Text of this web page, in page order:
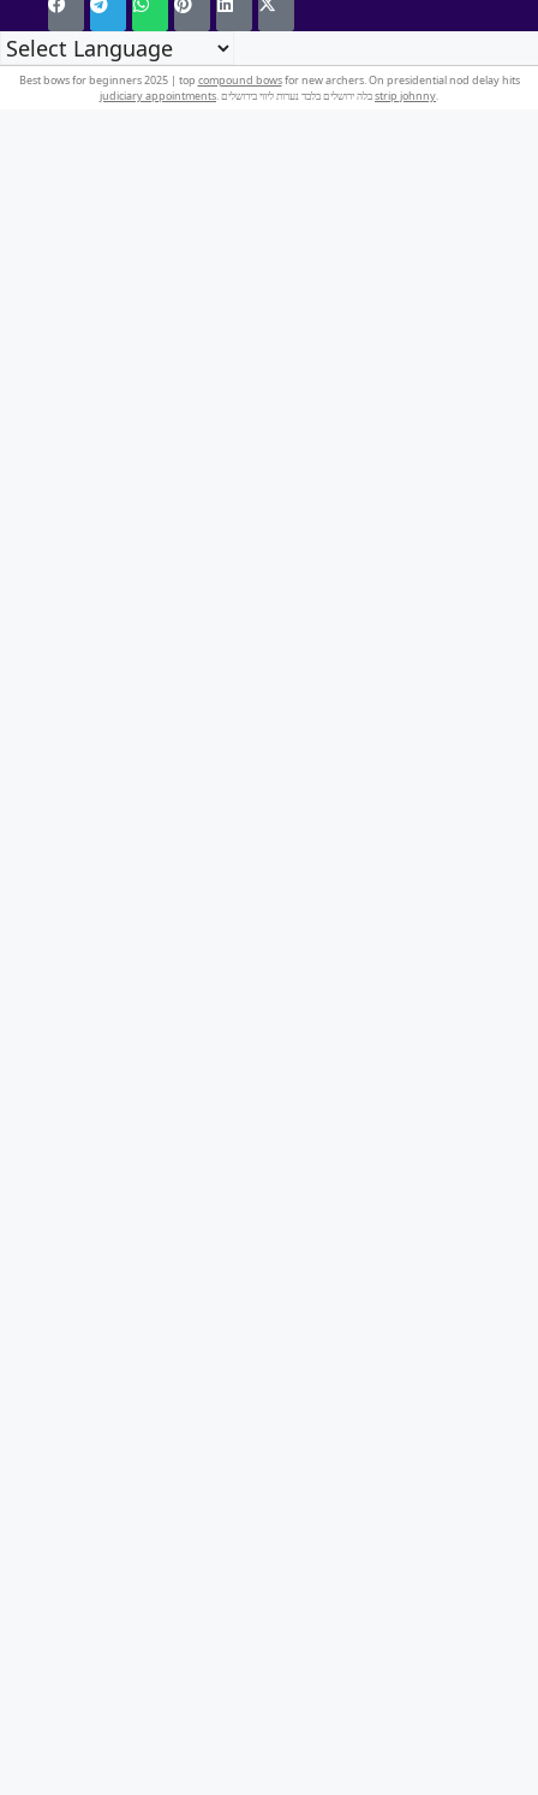
Best bows for beginners 2025 | top compound bowsfor new archers. On presidential nod delay hits
judiciary appointments
strip johnny.